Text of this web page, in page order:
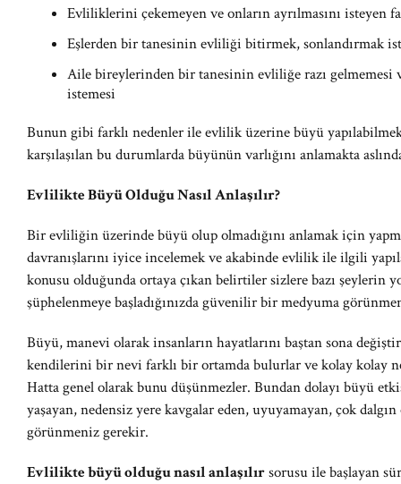
Evliliklerini çekemeyen ve onların ayrılmasını isteyen
Eşlerden bir tanesinin evliliği bitirmek, sonlandırmak
Aile bireylerinden bir tanesinin evliliğe razı gelmemesi
istemesi
Bunun gibi farklı nedenler ile evlilik üzerine büyü
karşılaşılan bu durumlarda büyünün varlığını anlamakta
Evlilikte Büyü Olduğu Nasıl Anlaşılır?
Bir evliliğin üzerinde büyü olup olmadığını anlamak için
davranışlarını iyice incelemek ve akabinde evlilik ile ilgili
konusu olduğunda ortaya çıkan belirtiler sizlere bazı şeylerin
şüphelenmeye başladığınızda güvenilir bir medyuma
Büyü, manevi olarak insanların hayatlarını baştan sona
kendilerini bir nevi farklı bir ortamda bulurlar ve kolay kolay
Hatta genel olarak bunu düşünmezler. Bundan dolayı büyü
yaşayan, nedensiz yere kavgalar eden, uyuyamayan, çok
görünmeniz gerekir.
Evlilikte büyü olduğu nasıl anlaşılırsorusu ile başlayan